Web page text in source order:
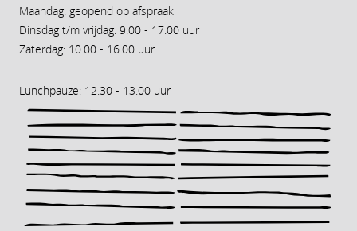
Maandag: geopend op afspraak
Dinsdag t/m vrijdag: 9.00 - 17.00 uur
Zaterdag: 10.00 - 16.00 uur
Lunchpauze: 12.30 - 13.00 uur